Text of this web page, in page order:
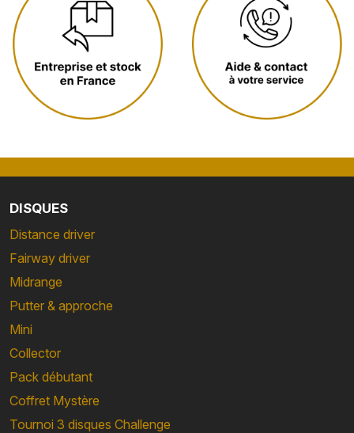
DISQUES
Distance driver
Fairway driver
Midrange
Putter & approche
Mini
Collector
Pack débutant
Coffret Mystère
Tournoi 3 disques Challenge